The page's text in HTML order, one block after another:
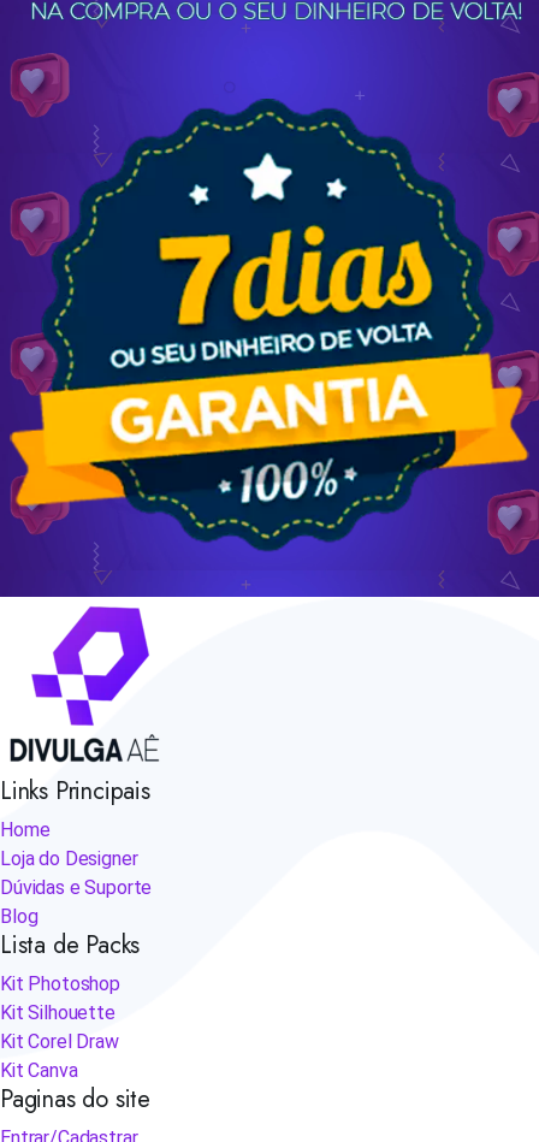
Links Principais
Home
Loja do Designer
Dúvidas e Suporte
Blog
Lista de Packs
Kit Photoshop
Kit Silhouette
Kit Corel Draw
Kit Canva
Paginas do site